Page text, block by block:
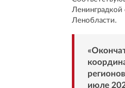
Ленинградкой
Ленобласти.
июле